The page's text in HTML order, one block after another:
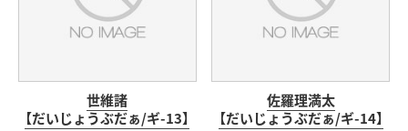
世維諸
【だいじょうぶだぁ/ギ-13】
佐羅理満太
【だいじょうぶだぁ/ギ-14】